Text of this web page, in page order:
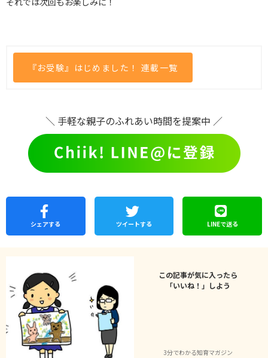
『お受験』はじめました！ 連載一覧
＼ 手軽な親子のふれあい時間を提案中 ／
シェアする ツイートする LINEで送る
この記事が気に入ったら
「いいね！」しよう
3分でわかる知育マガジン